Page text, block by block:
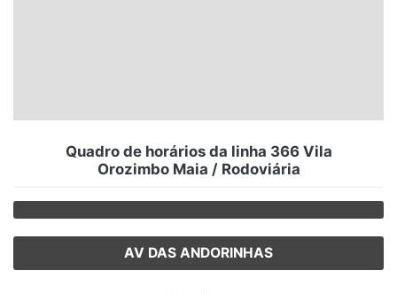
Quadro de horários da linha 366 Vila
Orozimbo Maia / Rodoviária
AV DAS ANDORINHAS